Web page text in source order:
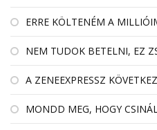
ERRE KÖLTENÉM A
NEM TUDOK BETELNI, EZ
A ZENEEXPRESSZ
MONDD MEG, HOGY